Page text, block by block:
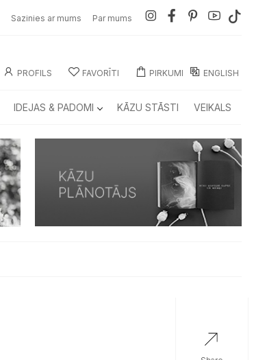
Sazinies ar mums Par mums
PROFILS FAVORĪTI PIRKUMI ENGLISH
IDEJAS & PADOMI KĀZU STĀSTI VEIKALS